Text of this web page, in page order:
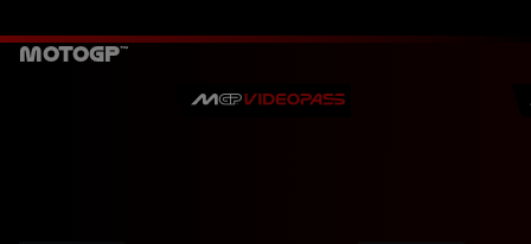
MotoGP™